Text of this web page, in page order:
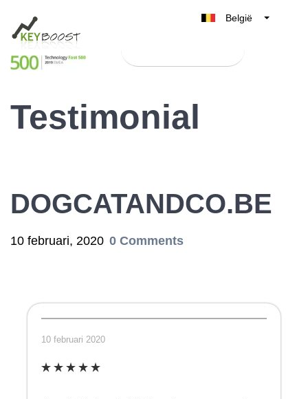
België
Nederland
Testimonial
DOGCATANDCO.BE
10 februari, 2020 0 Comments
10 februari 2020